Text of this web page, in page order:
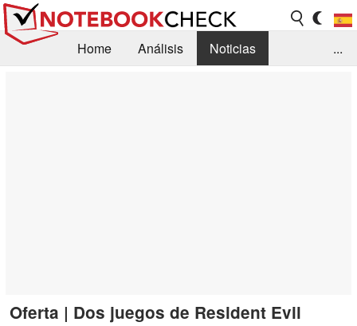
Home Análisis
Noticias
...
Oferta | Dos juegos de Resident Evil